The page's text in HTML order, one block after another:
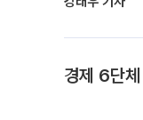
경제 6단체